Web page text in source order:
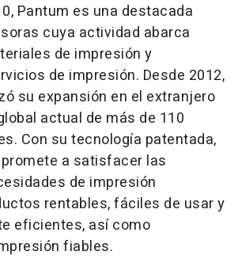
Pantum es una destacada
cuya actividad abarca
de impresión y
de impresión. Desde 2012,
su expansión en el extranjero
actual de más de 110
Con su tecnología patentada,
a satisfacer las
de impresión
rentables, fáciles de usar y
eficientes, así como
fiables.